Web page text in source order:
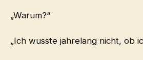
„Warum?“
„Ich wusste jahrelang nicht, ob